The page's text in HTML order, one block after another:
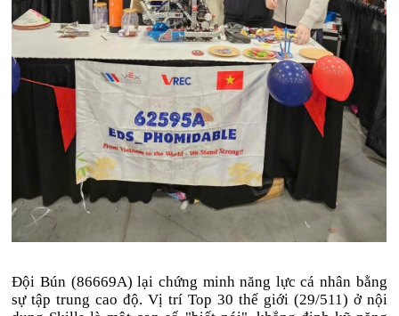
Đội Bún (86669A) lại chứng minh năng lực cá nhân bằng
sự tập trung cao độ. Vị trí Top 30 thế giới (29/511) ở nội